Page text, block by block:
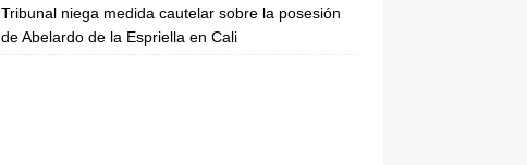
Tribunal niega medida cautelar sobre la posesión
de Abelardo de la Espriella en Cali